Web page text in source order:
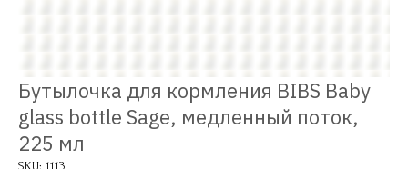
Бутылочка для кормления BIBS Baby
glass bottle Sage, медленный поток,
225 мл
SKU: 1113